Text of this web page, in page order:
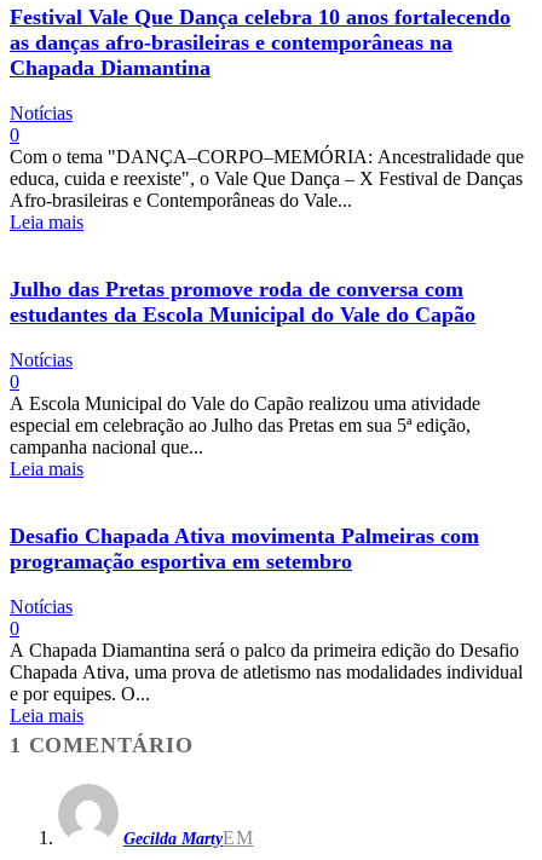
Festival Vale Que Dança celebra 10 anos fortalecendo
as danças afro-brasileiras e contemporâneas na
Chapada Diamantina
Notícias
0
Com o tema "DANÇA–CORPO–MEMÓRIA: Ancestralidade que
educa, cuida e reexiste", o Vale Que Dança – X Festival de Danças
Afro-brasileiras e Contemporâneas do Vale...
Leia mais
Julho das Pretas promove roda de conversa com
estudantes da Escola Municipal do Vale do Capão
Notícias
0
A Escola Municipal do Vale do Capão realizou uma atividade
especial em celebração ao Julho das Pretas em sua 5ª edição,
campanha nacional que...
Leia mais
Desafio Chapada Ativa movimenta Palmeiras com
programação esportiva em setembro
Notícias
0
A Chapada Diamantina será o palco da primeira edição do Desafio
Chapada Ativa, uma prova de atletismo nas modalidades individual
e por equipes. O...
Leia mais
1 COMENTÁRIO
Gecilda MartyEM